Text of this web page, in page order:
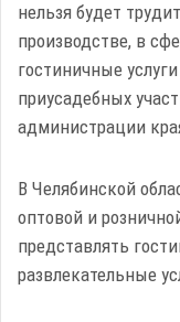
нельзя будет
производстве, в
гостиничные
приусадебных
администрации
В Челябинской
оптовой и
представлять
развлекательные